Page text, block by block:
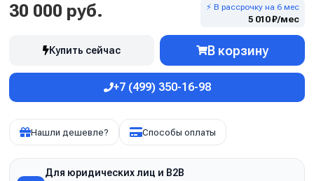
30 000 руб. ⚡ В рассрочку на 6 мес
5 010 ₽/мес
Купить сейчас В корзину
+7 (499) 350-16-98
Нашли дешевле? Способы оплаты
Для юридических лиц и B2B